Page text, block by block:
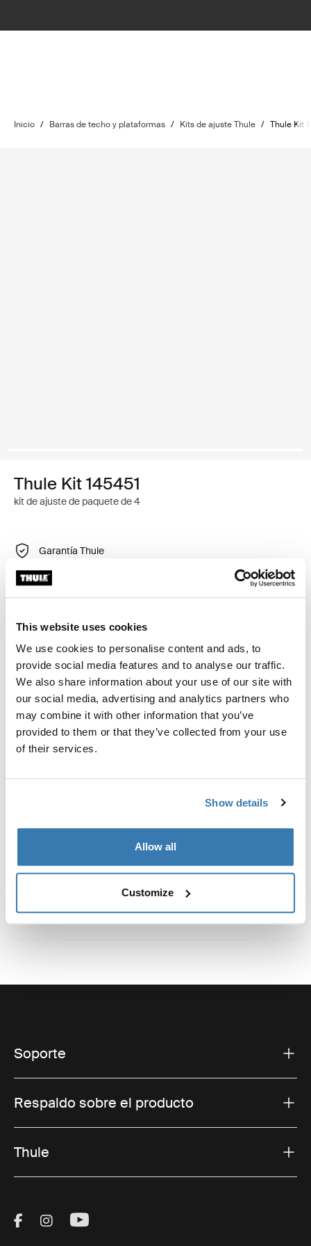
This website uses cookies
We use cookies to personalise content and ads, to
provide social media features and to analyse our traffic.
We also share information about your use of our site with
our social media, advertising and analytics partners who
may combine it with other information that you’ve
provided to them or that they’ve collected from your use
of their services.
Show details
Allow all
Customize
Inicio / Barras de techo y plataformas / Kits de ajuste Thule / Thule Kit
Thule Kit 145451
kit de ajuste de paquete de 4
Garantía Thule
Buscar un distribuidor
Kit de ajuste a la medida para montar un sistema de
portaequipajes de techo Thule en vehículos sin puntos
de fijación preexistentes del portaequipajes de techo o
con portaequipajes instalados de fábrica.
Toggle guides and instructions
Soporte
Respaldo sobre el producto
Thule
Visit Thule on Facebook (external link)
Visit Thule on Instagram (external link)
Visit Thule on Youtube (external